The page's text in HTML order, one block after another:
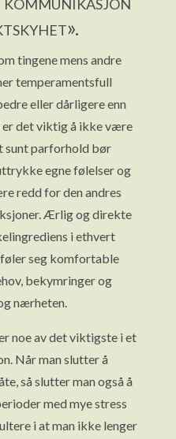
tingene mens andre
temperamentsfull
eller dårligere enn
er det viktig å ikke være
sunt parforhold bør
egne følelser og
redd for den andres
Ærlig og direkte
i ethvert
seg komfortable
bekymringer og
nærheten.
noe av det viktigste i et
Når man slutter å
så slutter man også å
med mye stress
i at man ikke lenger